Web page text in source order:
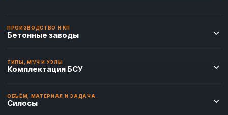
ПРОИЗВОДСТВО И КП
Бетонные заводы
ТИПЫ, М³/Ч И УЗЛЫ
Комплектация БСУ
ОБЪЁМ, МАТЕРИАЛ И ЗАДАЧА
Силосы